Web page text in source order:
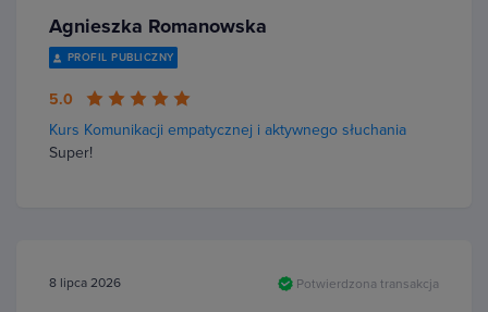
Agnieszka Romanowska
PROFIL PUBLICZNY
5.0
Kurs Komunikacji empatycznej i aktywnego słuchania
Super!
8 lipca 2026 Potwierdzona transakcja